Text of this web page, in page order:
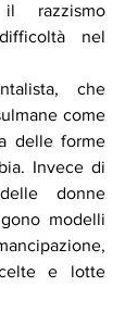
razzismo
nel
che
come
delle forme
Invece di
donne
modelli
e lotte